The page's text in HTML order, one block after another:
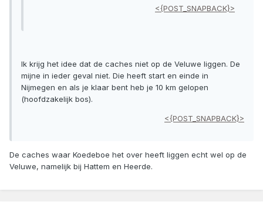
<{POST_SNAPBACK}>
Ik krijg het idee dat de caches niet op de Veluwe liggen. De
mijne in ieder geval niet. Die heeft start en einde in
Nijmegen en als je klaar bent heb je 10 km gelopen
(hoofdzakelijk bos).
<{POST_SNAPBACK}>
De caches waar Koedeboe het over heeft liggen echt wel op de
Veluwe, namelijk bij Hattem en Heerde.